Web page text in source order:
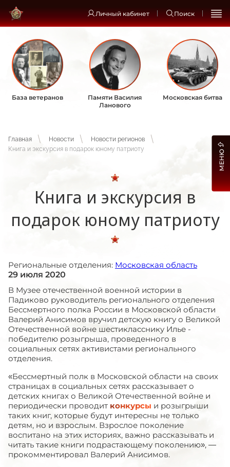
Личный кабинет Поиск
База ветеранов
Памяти Василия
Ланового
Московская битва
Главная Новости
Новости регионов
Книга и экскурсия в подарок юному патриоту
Книга и экскурсия в
подарок юному патриоту
Региональные отделения: Московская область
29 июля 2020
В Музее отечественной военной истории в
Падиково руководитель регионального отделения
Бессмертного полка России в Московской области
Валерий Анисимов вручил детскую книгу о Великой
Отечественной войне шестикласснику Илье -
победителю розыгрыша, проведенного в
социальных сетях активистами регионального
отделения.
«Бессмертный полк в Московской области на своих
страницах в социальных сетях рассказывает о
детских книгах о Великой Отечественной войне и
периодически проводит конкурсы и розыгрыши
таких книг, которые будут интересны не только
детям, но и взрослым. Взрослое поколение
воспитано на этих историях, важно рассказывать и
читать такие книги подрастающему поколению», —
прокомментировал Валерий Анисимов.
МЕНЮ